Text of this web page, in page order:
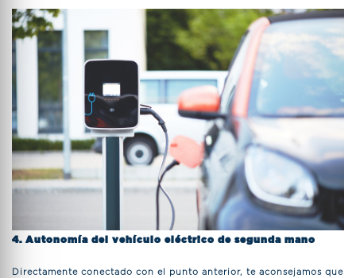
4. Autonomía del vehículo eléctrico de segunda mano
Directamente conectado con el punto anterior, te aconsejamos que